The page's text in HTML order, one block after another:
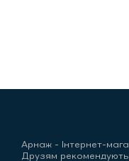
Арнаж - Інтернет-
Друзям